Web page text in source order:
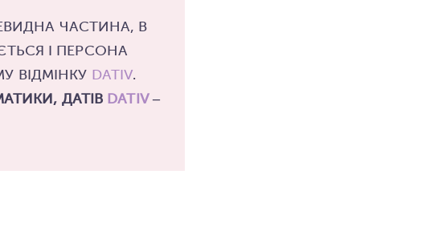
ЧАСТИНА, В
І ПЕРСОНА
ВІДМІНКУ DATIV.
ДАТІВ DATIV–